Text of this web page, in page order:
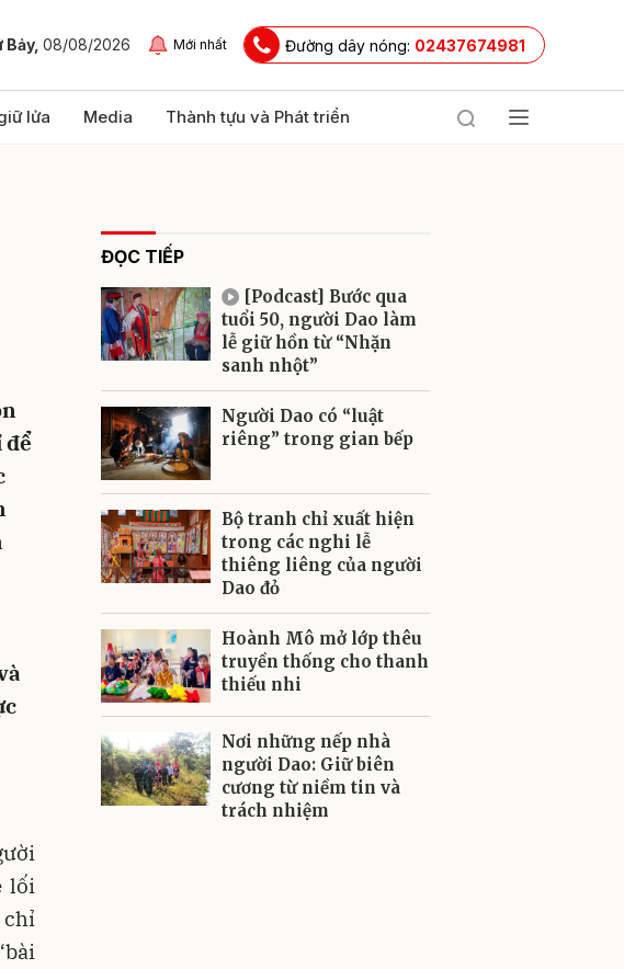
Bảy, 08/08/2026 Mới nhất Đường dây nóng: 02437674981
lửa Media Thành tựu và Phát triển
để
lối
ĐỌC TIẾP
[Podcast] Bước qua
tuổi 50, người Dao làm
lễ giữ hồn từ “Nhặn
sanh nhột”
Người Dao có “luật
riêng” trong gian bếp
Bộ tranh chỉ xuất hiện
trong các nghi lễ
thiêng liêng của người
Dao đỏ
Hoành Mô mở lớp thêu
truyền thống cho thanh
thiếu nhi
Nơi những nếp nhà
người Dao: Giữ biên
cương từ niềm tin và
trách nhiệm
Gửi